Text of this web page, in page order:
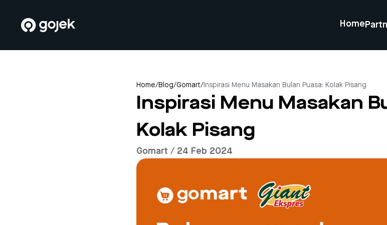
Home
Home/Blog/Gomart/ Inspirasi Menu Masakan Bulan Puasa: Kolak Pisang
Inspirasi Menu Masakan
Kolak Pisang
Gomart / 24 Feb 2024